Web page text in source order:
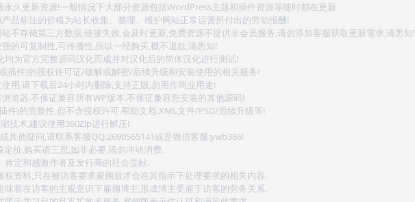
久更新资源!一般情况下大部分资源包括WordPress主题和插件资源等随时都在更新
品标注的价格为站长收集、整理、维护网站正常运营所付出的劳动报酬!
不存储第三方数据,链接失效,会及时更新,免费资源不提供非会员服务,请勿添加客服获取更新需求,请悉知!
的可复制性,可传播性,所以一经购买,概不退款,请悉知!
均为官方完整源码汉化而成并对汉化后的简体汉化进行测试!
插件)的授权许可证/破解或解密/后续升级和安装使用的相关服务!
用,请下载后24小时内删除,支持正版,勿用作商业用途!
览器.不保证兼容所有WP版本.不保证兼容您安装的其他源码!
件)的完整性,但不含授权许可.帮助文档.XML文件/PSD/后续升级等!
技术,建议使用360Zip进行解压!
其他疑问,请联系客服QQ:2690565141或是微信客服:ywb386!
价,购买请三思,如非必要,请勿冲动消费.
定和感激作者及发行商的社会贡献.
资料,只在被访客要求雇佣后才会在其指示下处理要求的相关内容.
着在访客的主观意识下雇佣博主,形成博主受雇于访客的劳务关系.